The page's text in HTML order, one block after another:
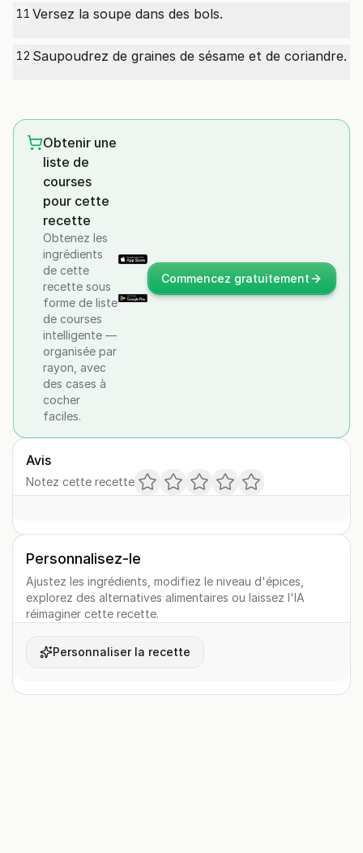
11 Versez la soupe dans des bols.
12 Saupoudrez de graines de sésame et de coriandre.
Obtenir une
liste de
courses
pour cette
recette
Obtenez les
ingrédients
de cette
recette sous
forme de liste
de courses
intelligente —
organisée par
rayon, avec
des cases à
cocher
faciles.
Commencez gratuitement
Avis
Notez cette recette
Personnalisez-le
Ajustez les ingrédients, modifiez le niveau d'épices,
explorez des alternatives alimentaires ou laissez l'IA
réimaginer cette recette.
Personnaliser la recette